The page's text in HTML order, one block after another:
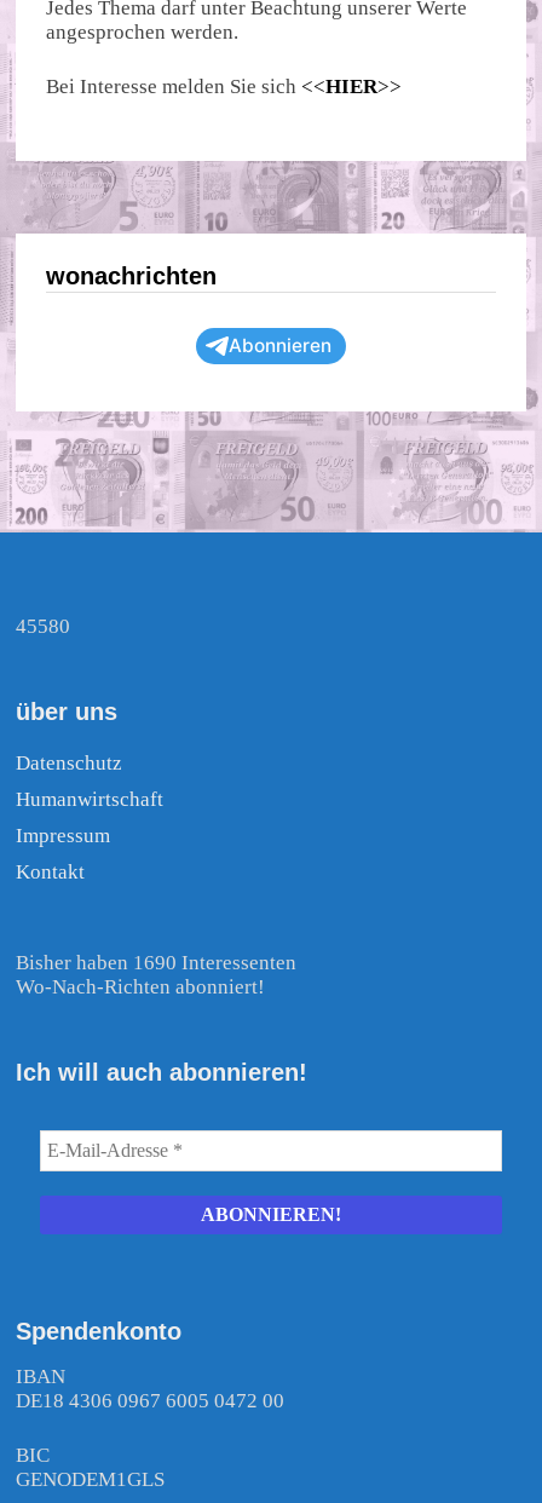
Jedes Thema darf unter Beachtung unserer Werte
angesprochen werden.
Bei Interesse melden Sie sich <<HIER>>
wonachrichten
Abonnieren
45580
über uns
Datenschutz
Humanwirtschaft
Impressum
Kontakt
Bisher haben 1690 Interessenten
Wo-Nach-Richten abonniert!
Ich will auch abonnieren!
Spendenkonto
IBAN
DE18 4306 0967 6005 0472 00
BIC
GENODEM1GLS